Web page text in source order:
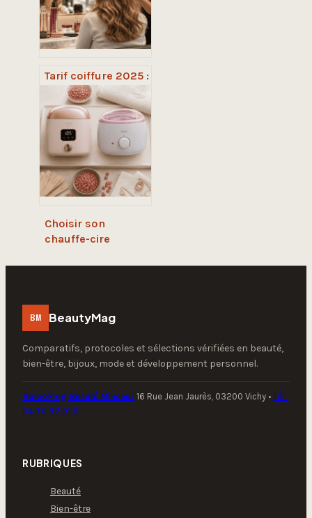
Tarif coiffure 2025 :
30 € le brushing,
650 € la journée,
pourquoi de tels
écarts ?
Choisir son
chauffe-cire
thermostat digital
?
BM BeautyMag
Comparatifs, protocoles et sélections vérifiées en beauté,
bien-être, bijoux, mode et développement personnel.
Relooking Beauté Minceur 16 Rue Jean Jaurès, 03200 Vichy • Tél :
04 70 97 01 11
RUBRIQUES
Beauté
Bien-être